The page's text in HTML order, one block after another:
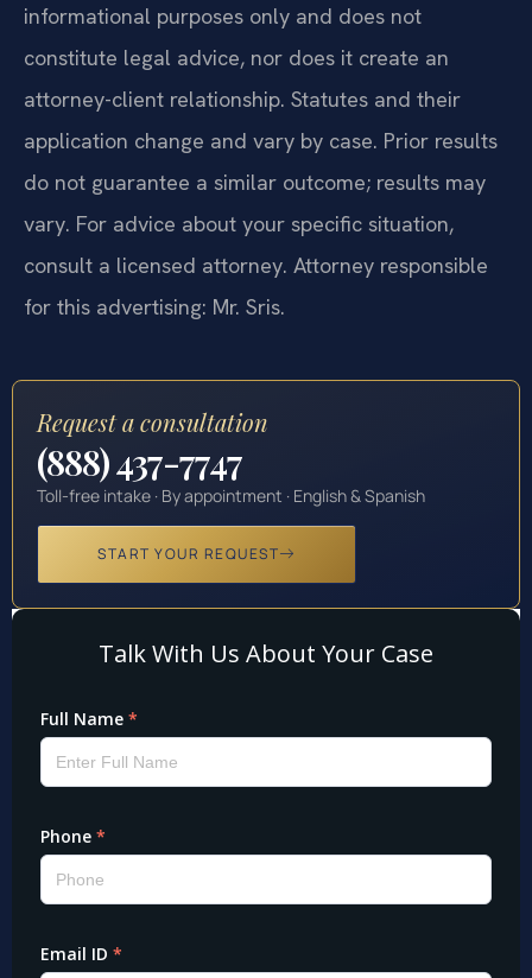
informational purposes only and does not
constitute legal advice, nor does it create an
attorney-client relationship. Statutes and their
application change and vary by case. Prior results
do not guarantee a similar outcome; results may
vary. For advice about your specific situation,
consult a licensed attorney. Attorney responsible
for this advertising: Mr. Sris.
Request a consultation
(888) 437-7747
Toll-free intake · By appointment · English & Spanish
START YOUR REQUEST